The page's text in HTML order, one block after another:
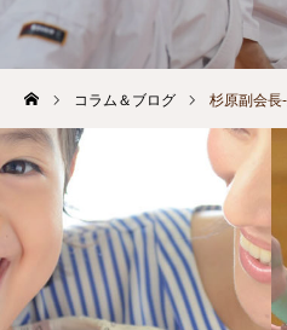
コラム＆ブログ 杉原副会長-
HOME
体験・入門案内
教育の考え方
月間スケジュール
コラム＆ブログ